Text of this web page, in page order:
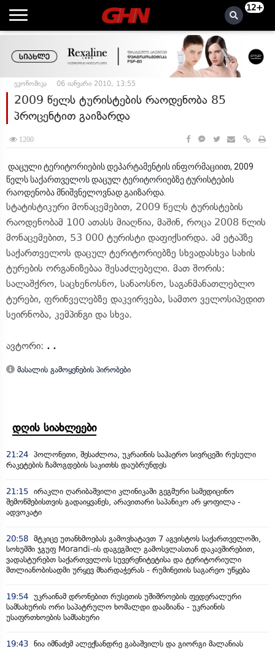
12+
ეკონომიკა 06 იანვარი 2010, 13:55
2009 წელს ტურისტების რაოდენობა 85
პროცენტით გაიზარდა
1200
დაცული ტერიტორიების დეპარტამენტის ინფორმაციით, 2009
წელს საქართველოს დაცულ ტერიტორიებზე ტურისტების
რაოდენობა მნიშვნელოვნად გაიზარდა.
სტატისტიკური მონაცემებით, 2009 წელს ტურისტების
რაოდენობამ 100 ათასს მიაღწია, მაშინ, როცა 2008 წლის
მონაცემებით, 53 000 ტურისტი დაფიქსირდა. ამ ეტაპზე
საქართველოს დაცულ ტერიტორიებზე სხვადასხვა სახის
ტურების ორგანიზებაა შესაძლებელი. მათ შორის:
სალაშქრო, საცხენოსნო, სანაოსნო, საგანმანათლებლო
ტურები, ფრინველებზე დაკვირვება, სამთო ველოსიპედით
სეირნობა, კემპინგი და სხვა.
ავტორი: . .
მასალის გამოყენების პირობები
დღის სიახლეები
21:24 პოლონეთი, შესაძლოა, უკრაინის საჰაერო სივრცეში რუსული
რაკეტების ჩამოგდების საკითხს დაუბრუნდეს
21:15 ირაკლი ღარიბაშვილი კლინიკაში გეგმური სამედიცინო
შემოწმებისთვის გადაიყვანეს, არავითარი საპანიკო არ ყოფილა -
ადვოკატი
20:58 მტკიცე უთანხმოებას გამოვხატავთ 7 აგვისტოს საქართველოში,
სოხუმში ჯგუფ Morandi-ის დაგეგმილ გამოსვლასთან დაკავშირებით,
ვადასტურებთ საქართველოს სუვერენიტეტისა და ტერიტორიული
მთლიანობისადმი ურყევ მხარდაჭერას - რუმინეთის საგარეო უწყება
19:54 უკრაინამ დრონებით რუსეთის უშიშროების ფედერალური
სამსახურის ორი საპატრულო ხომალდი დააზიანა - უკრაინის
უსაფრთხოების სამსახური
19:43 ნია იმნაძემ ალექსანდრე გაბაშვილს და გიორგი მალანიას